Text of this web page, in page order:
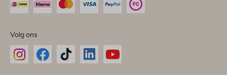
Volg ons